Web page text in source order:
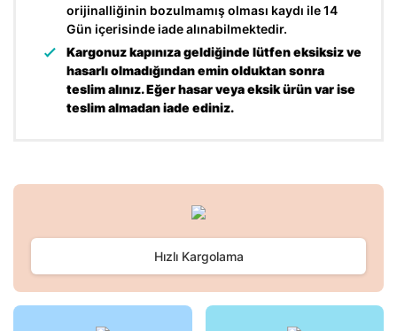
orijinalliğinin bozulmamış olması kaydı ile 14
Gün içerisinde iade alınabilmektedir.
Kargonuz kapınıza geldiğinde lütfen eksiksiz ve
hasarlı olmadığından emin olduktan sonra
teslim alınız. Eğer hasar veya eksik ürün var ise
teslim almadan iade ediniz.
Bu ürüne ilk yorumu siz yapın!
Yorum Yaz
kullanarak tarafımıza iletebilirsiniz.
Ürün resmi kalitesiz, bozuk veya görüntülenemiyor.
Hızlı Kargolama